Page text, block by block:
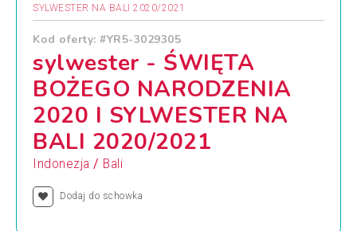
SYLWESTER NA BALI 2020/2021
Kod oferty: #YR5-3029305
sylwester - ŚWIĘTA
BOŻEGO NARODZENIA
2020 I SYLWESTER NA
BALI 2020/2021
Indonezja / Bali
Dodaj do schowka